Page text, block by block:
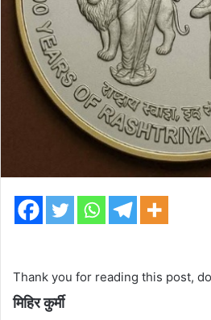
Thank you for reading this post,
मिहिर कुर्मी